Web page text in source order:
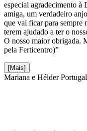
especial agradecimento à
amiga, um verdadeiro
que vai ficar para sempre
terem ajudado a ter o
O nosso maior obrigada.
pela Ferticentro)”
[Mais]
Mariana e Hélder